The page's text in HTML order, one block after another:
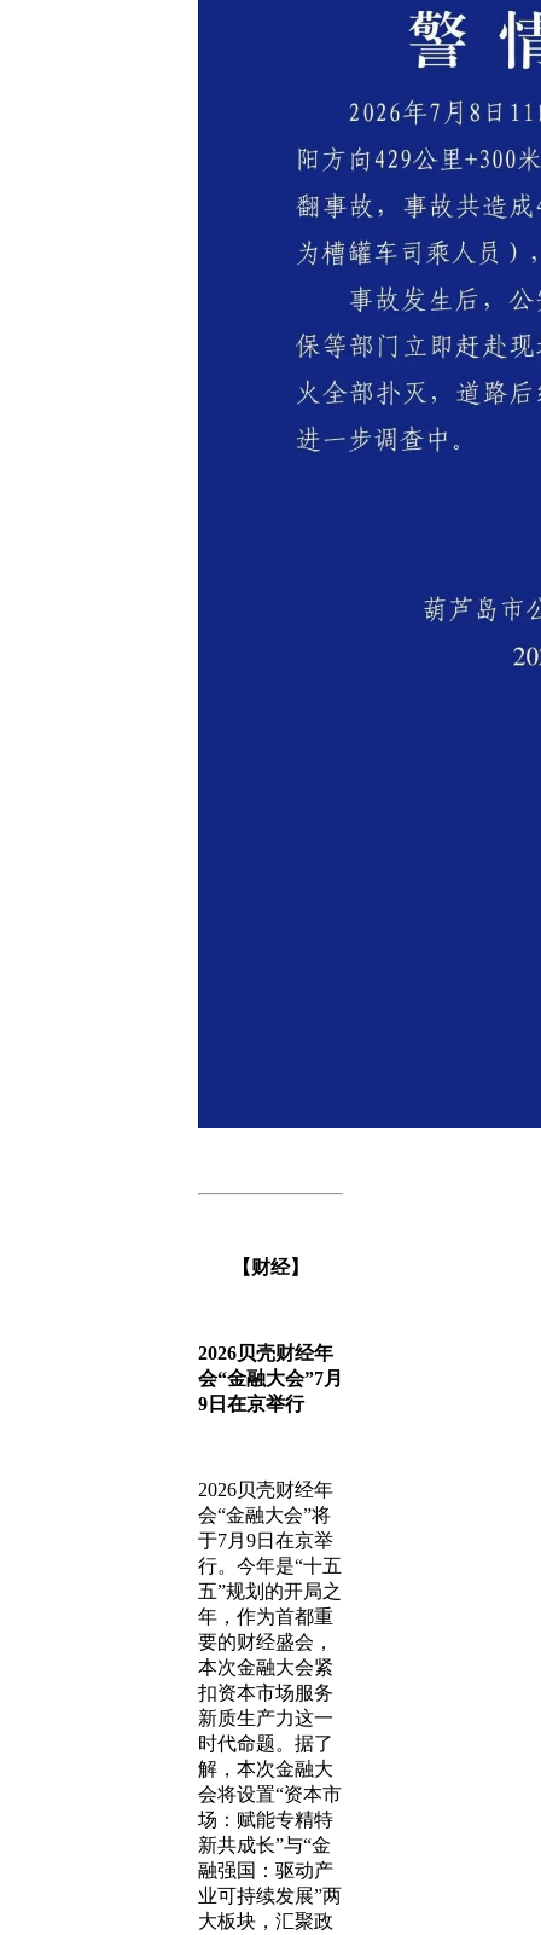
【财经】
2026贝壳财经年
会“金融大会”7月
9日在京举行
2026贝壳财经年
会“金融大会”将
于7月9日在京举
行。今年是“十五
五”规划的开局之
年，作为首都重
要的财经盛会，
本次金融大会紧
扣资本市场服务
新质生产力这一
时代命题。据了
解，本次金融大
会将设置“资本市
场：赋能专精特
新共成长”与“金
融强国：驱动产
业可持续发展”两
大板块，汇聚政